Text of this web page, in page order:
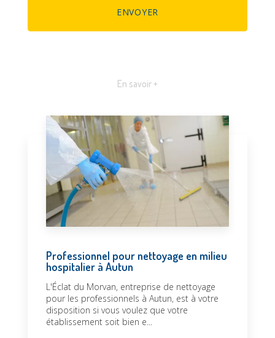
En savoir +
Professionnel pour nettoyage en milieu
hospitalier à Autun
L'Éclat du Morvan, entreprise de nettoyage
pour les professionnels à Autun, est à votre
disposition si vous voulez que votre
établissement soit bien e...